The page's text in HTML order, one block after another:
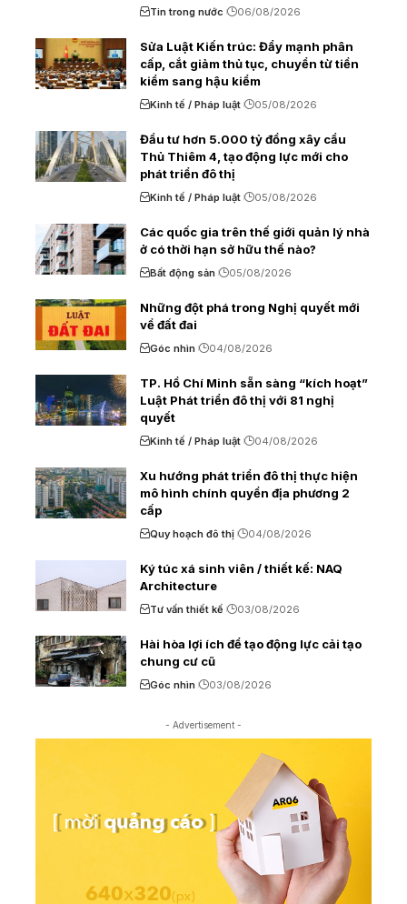
Tin trong nước 06/08/2026
Sửa Luật Kiến trúc: Đẩy mạnh phân
cấp, cắt giảm thủ tục, chuyển từ tiền
kiểm sang hậu kiểm
Kinh tế / Pháp luật 05/08/2026
Đầu tư hơn 5.000 tỷ đồng xây cầu
Thủ Thiêm 4, tạo động lực mới cho
phát triển đô thị
Kinh tế / Pháp luật 05/08/2026
Các quốc gia trên thế giới quản lý nhà
ở có thời hạn sở hữu thế nào?
Bất động sản 05/08/2026
Những đột phá trong Nghị quyết mới
về đất đai
Góc nhìn 04/08/2026
TP. Hồ Chí Minh sẵn sàng “kích hoạt”
Luật Phát triển đô thị với 81 nghị
quyết
Kinh tế / Pháp luật 04/08/2026
Xu hướng phát triển đô thị thực hiện
mô hình chính quyền địa phương 2
cấp
Quy hoạch đô thị 04/08/2026
Ký túc xá sinh viên / thiết kế: NAQ
Architecture
Tư vấn thiết kế 03/08/2026
Hài hòa lợi ích để tạo động lực cải tạo
chung cư cũ
Góc nhìn 03/08/2026
- Advertisement -